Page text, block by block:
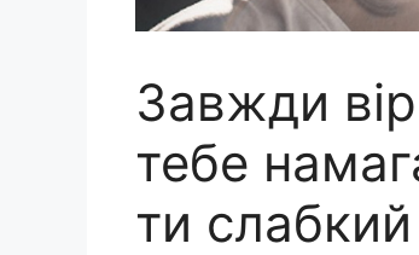
Завжди
тебе
ти слабкий